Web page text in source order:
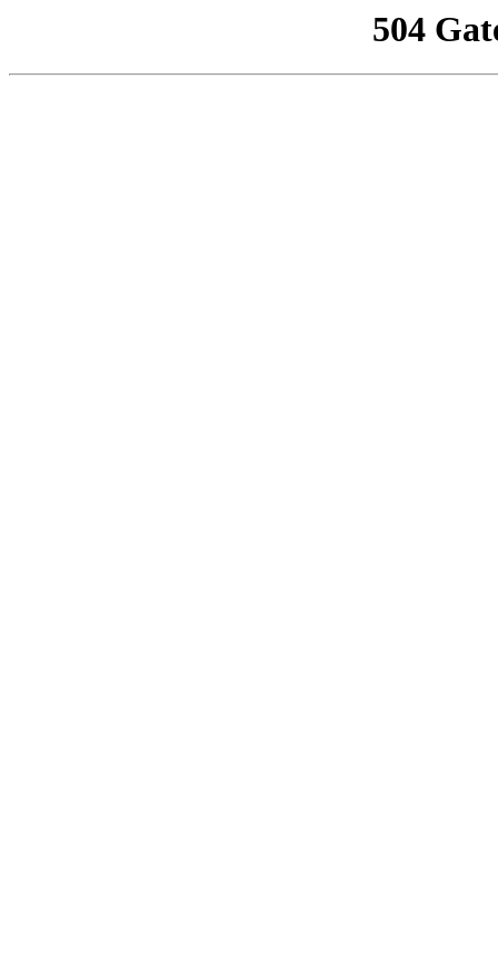
504